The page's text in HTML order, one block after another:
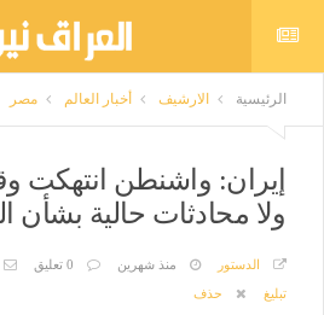
الرئيسية الارشيف أخبار العالم مصر
إيران: واشنطن انتهكت
ولا محادثات حالية بشأن
الدستور منذ شهرين 0 تعليق
تبليغ
حذف